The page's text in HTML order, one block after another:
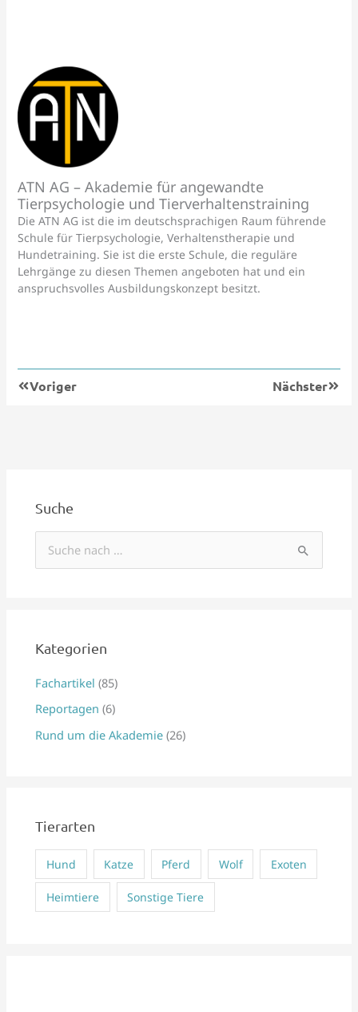
ATN AG – Akademie für angewandte
Tierpsychologie und Tierverhaltenstraining
Die ATN AG ist die im deutschsprachigen Raum führende
Schule für Tierpsychologie, Verhaltenstherapie und
Hundetraining. Sie ist die erste Schule, die reguläre
Lehrgänge zu diesen Themen angeboten hat und ein
anspruchsvolles Ausbildungskonzept besitzt.
Voriger Nächster
Suche
e
n
a
c
Kategorien
Fachartikel (85)
Reportagen (6)
Rund um die Akademie (26)
Tierarten
Hund Katze Pferd Wolf Exoten
Heimtiere Sonstige Tiere